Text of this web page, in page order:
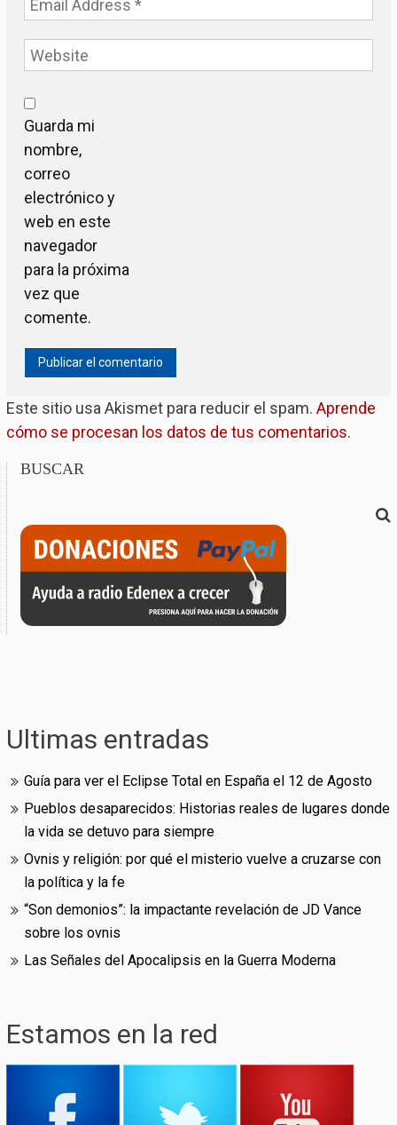
Guarda mi
nombre,
correo
electrónico y
web en este
navegador
para la próxima
vez que
comente.
Este sitio usa Akismet para reducir el spam. Aprende
cómo se procesan los datos de tus comentarios.
BUSCAR
Ultimas entradas
Guía para ver el Eclipse Total en España el 12 de Agosto
Pueblos desaparecidos: Historias reales de lugares donde
la vida se detuvo para siempre
Ovnis y religión: por qué el misterio vuelve a cruzarse con
la política y la fe
“Son demonios”: la impactante revelación de JD Vance
sobre los ovnis
Las Señales del Apocalipsis en la Guerra Moderna
Estamos en la red